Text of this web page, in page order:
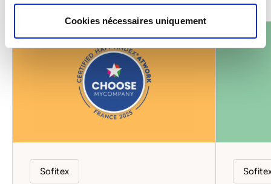
Cookies nécessaires uniquement
Sofitex